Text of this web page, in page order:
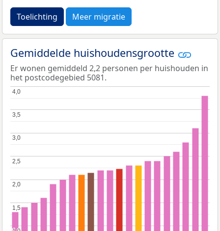
Toelichting Meer migratie
Gemiddelde huishoudensgrootte
Er wonen gemiddeld 2,2 personen per huishouden in
het postcodegebied 5081.
1,5
1,5
2,0
2,0
2,5
2,5
3,0
3,0
3,5
3,5
4,0
4,0